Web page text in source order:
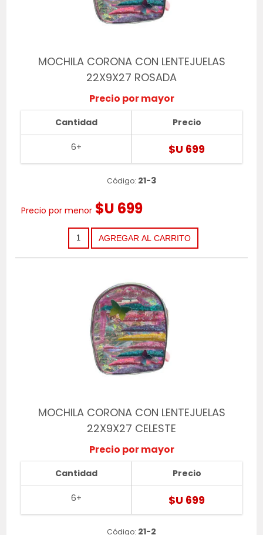
MOCHILA CORONA CON LENTEJUELAS
22X9X27 ROSADA
Precio por mayor
Cantidad
6+
Precio
$U 699
Código: 21-3
Precio por menor $U 699
MOCHILA CORONA CON LENTEJUELAS
22X9X27 CELESTE
Precio por mayor
Cantidad
6+
Precio
$U 699
Código: 21-2